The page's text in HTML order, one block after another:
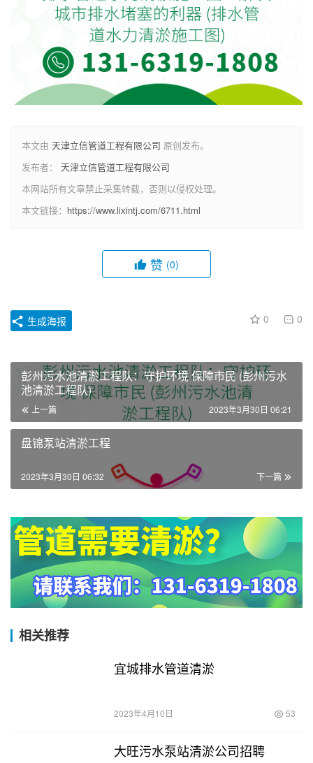
本文由 天津立信管道工程有限公司 原创发布。
发布者： 天津立信管道工程有限公司
本网站所有文章禁止采集转载，否则以侵权处理。
本文链接： https://www.lixintj.com/6711.html
赞 (0)
0 0
生成海报
彭州污水池清淤工程队：守护环境 保障市民 (彭州污水
池清淤工程队)
上一篇 2023年3月30日 06:21
盘锦泵站清淤工程
下一篇
2023年3月30日 06:32
相关推荐
宜城排水管道清淤
2023年4月10日 53
大旺污水泵站清淤公司招聘